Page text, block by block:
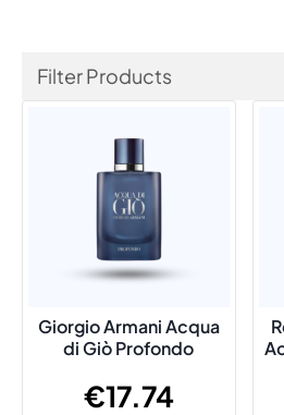
Filter Products
Giorgio Armani Acqua
di Giò Profondo
€17.74